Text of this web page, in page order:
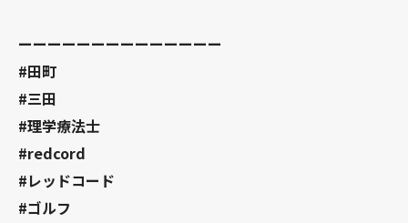
ーーーーーーーーーーーーーー
#田町
#三田
#理学療法士
#redcord
#レッドコード
#ゴルフ